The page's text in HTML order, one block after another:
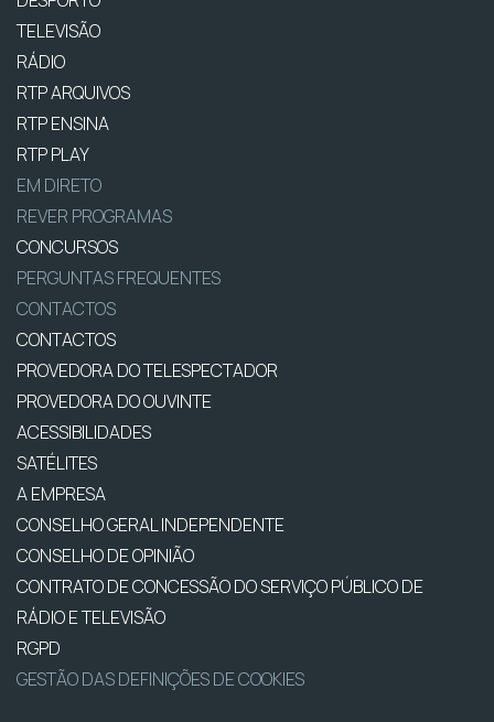
TELEVISÃO
RÁDIO
RTP ARQUIVOS
RTP ENSINA
RTP PLAY
EM DIRETO
REVER PROGRAMAS
CONCURSOS
PERGUNTAS FREQUENTES
CONTACTOS
CONTACTOS
PROVEDORA DO TELESPECTADOR
PROVEDORA DO OUVINTE
ACESSIBILIDADES
SATÉLITES
A EMPRESA
CONSELHO GERAL INDEPENDENTE
CONSELHO DE OPINIÃO
CONTRATO DE CONCESSÃO DO SERVIÇO PÚBLICO DE
RÁDIO E TELEVISÃO
RGPD
GESTÃO DAS DEFINIÇÕES DE COOKIES